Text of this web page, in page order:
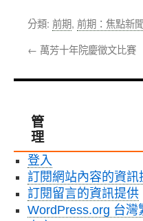
分類: 前期, 前期：焦點新聞
← 萬芳十年院慶徵文比賽
管
理
登入
訂閱網站內容的資訊
訂閱留言的資訊提供
WordPress.org 台灣